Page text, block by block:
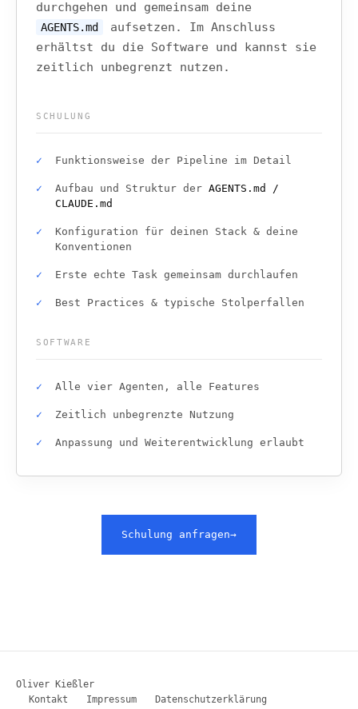
durchgehen und gemeinsam deine
AGENTS.md
aufsetzen. Im Anschluss
erhältst du die Software und kannst sie
zeitlich unbegrenzt nutzen.
SCHULUNG
Funktionsweise der Pipeline im Detail
Aufbau und Struktur der AGENTS.md /
CLAUDE.md
Konfiguration für deinen Stack & deine
Konventionen
Erste echte Task gemeinsam durchlaufen
Best Practices & typische Stolperfallen
SOFTWARE
Alle vier Agenten, alle Features
Zeitlich unbegrenzte Nutzung
Anpassung und Weiterentwicklung erlaubt
Schulung anfragen→
Oliver Kießler
Kontakt
Impressum Datenschutzerklärung